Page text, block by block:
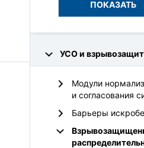
УСО и
Модули
и согласования
Барьеры